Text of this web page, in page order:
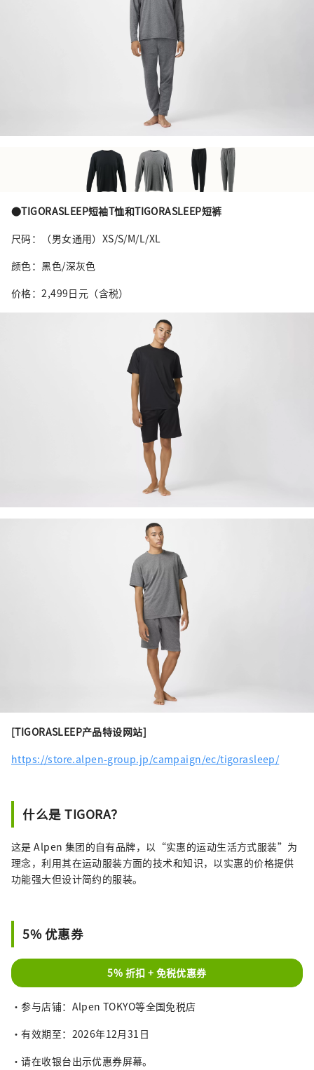
●TIGORASLEEP短袖T恤和TIGORASLEEP短裤
尺码：（男女通用）XS/S/M/L/XL
颜色：黑色/深灰色
价格：2,499日元（含税）
[TIGORASLEEP产品特设网站]
https://store.alpen-group.jp/campaign/ec/tigorasleep/
什么是 TIGORA？
这是 Alpen 集团的自有品牌，以“实惠的运动生活方式服装”为
理念，利用其在运动服装方面的技术和知识，以实惠的价格提供
功能强大但设计简约的服装。
5% 优惠券
5% 折扣 + 免税优惠券
・参与店铺：Alpen TOKYO等全国免税店
・有效期至：2026年12月31日
・请在收银台出示优惠券屏幕。